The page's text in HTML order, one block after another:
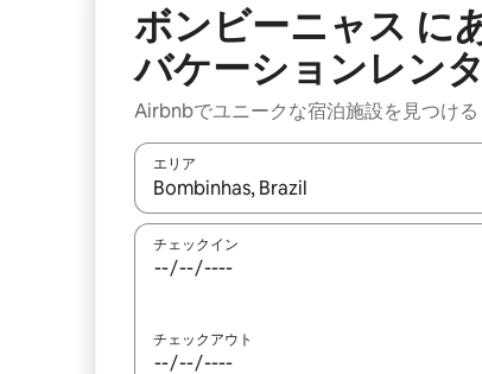
ボンビーニャス に
バケーションレン
Airbnbでユニークな宿泊施設を見つける
エリア
検索結果が表示されたら、上下の矢印キー
チェックイン
チェックアウト